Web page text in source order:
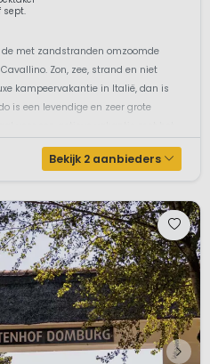
sept.
met zandstranden omzoomde
Zon, zee, strand en niet
kampeervakantie in Italië, dan is
is een levendige en zeer grote
Bekijk 2 aanbieders